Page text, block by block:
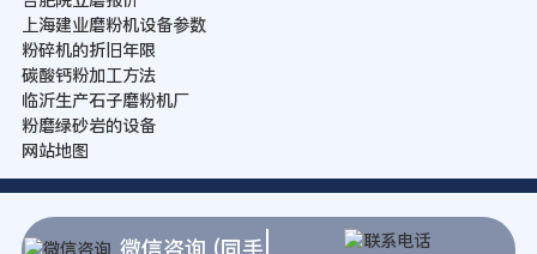
上海建业磨粉机设备参数
粉碎机的折旧年限
碳酸钙粉加工方法
临沂生产石子磨粉机厂
粉磨绿砂岩的设备
网站地图